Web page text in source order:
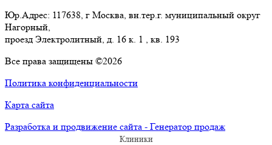
Юр.Адрес: 117638, г Москва, вн.тер.г. муниципальный округ
Нагорный,
проезд Электролитный, д. 16 к. 1 , кв. 193
Все права защищены ©2026
Политика конфиденциальности
Карта сайта
Разработка и продвижение сайта - Генератор продаж
Клиники